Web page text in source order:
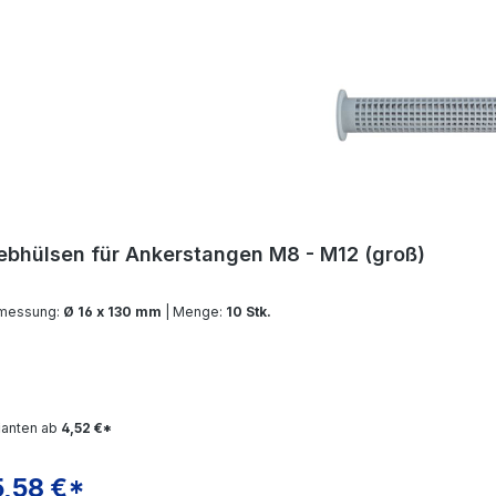
für Ankerstangen M8 - M12 (groß)
Ø 16 x 130 mm | Menge: 10 Stk.
ab 4,52 €*
Preis:
€*